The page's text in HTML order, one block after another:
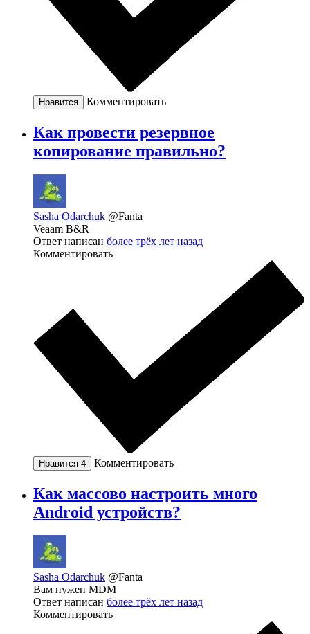
Нравится Комментировать
Как провести резервное
копирование правильно?
Sasha Odarchuk @Fanta
Veaam B&R
Ответ написан более трёх лет назад
Комментировать
Нравится 4 Комментировать
Как массово настроить много
Android устройств?
Sasha Odarchuk @Fanta
Вам нужен MDM
Ответ написан более трёх лет назад
Комментировать